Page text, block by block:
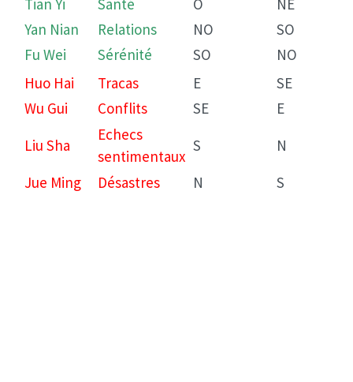
Tian Yi
Santé O
NE
Yan Nian
Relations NO
SO
Fu Wei
Sérénité SO
NO
Huo Hai
Tracas E
SE
Wu Gui
Conflits SE
E
Liu Sha
Echecs
sentimentaux
S
N
Jue Ming
Désastres N S